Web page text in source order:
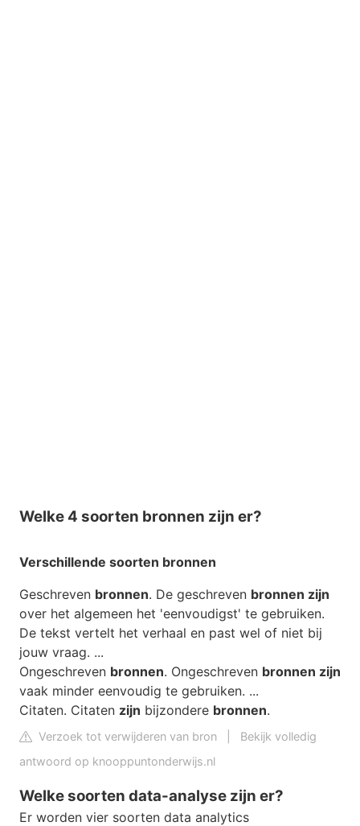
Welke 4 soorten bronnen zijn er?
Verschillende soorten bronnen
Geschreven bronnen. De geschreven bronnen zijn
over het algemeen het 'eenvoudigst' te gebruiken.
De tekst vertelt het verhaal en past wel of niet bij
jouw vraag. ...
Ongeschreven bronnen. Ongeschreven bronnen zijn
vaak minder eenvoudig te gebruiken. ...
Citaten. Citaten zijn bijzondere bronnen.
Verzoek tot verwijderen van bron
Bekijk volledig
antwoord op knooppuntonderwijs.nl
Welke soorten data-analyse zijn er?
Er worden vier soorten data analytics